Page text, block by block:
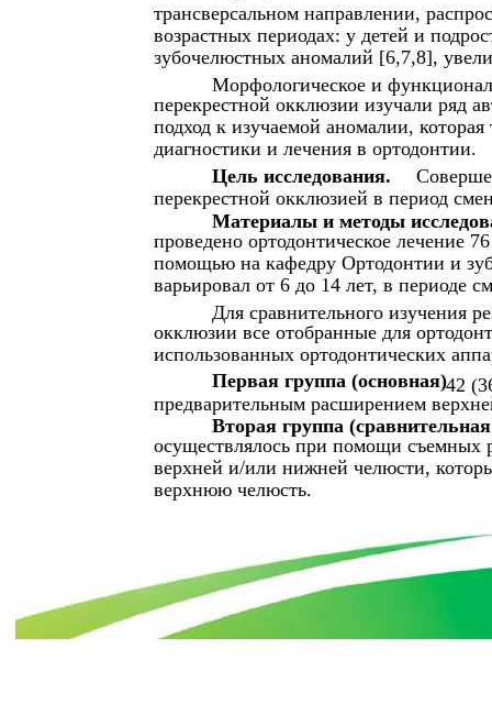
трансверсальном направлении,
возрастных периодах: у детей и
зубочелюстных аномалий [6,7,8],
Морфологическое и
перекрестной окклюзии изучали ряд
подход к изучаемой аномалии,
диагностики и лечения в ортодонтии.
Цель исследования.
перекрестной окклюзией в период
Материалы и методы
проведено ортодонтическое лечение
помощью на кафедру Ортодонтии и
варьировал от 6 до 14 лет, в периоде
Для сравнительного изучения
окклюзии все отобранные для
использованных ортодонтических
Первая группа (основная)42
предварительным расширением
Вторая группа
осуществлялось при помощи
верхней и/или нижней челюсти,
верхнюю челюсть.